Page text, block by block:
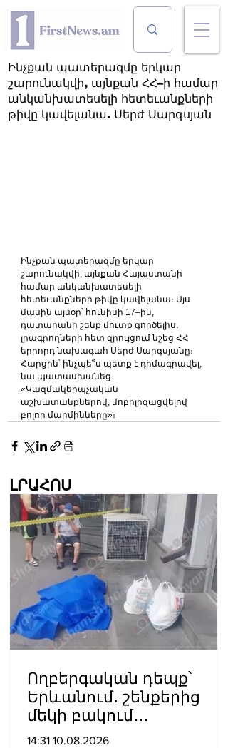
Ինչքան պատերազմը երկար
շարունակվի, այնքան ՀՀ–ի համար
անկանխատեսելի հետեւանքների
թիվը կավելանա. Սերժ Սարգսյան
Ինչքան պատերազմը երկար
շարունակվի, այնքան Հայաստանի
համար անկանխատեսելի
հետեւանքների թիվը կավելանա։ Այս
մասին այսօր՝ հունիսի 17–ին,
դատարանի շենք մուտք գործելիս,
լրագրողների հետ զրույցում նշեց ՀՀ
երրորդ նախագահ Սերժ Սարգսյանը։
Հարցին՝ ինչպե՞ս պետք է դիմագրավել,
նա պատասխանեց.
«Կազմակերպչական
աշխատանքներով, մոբիլիզացվելով
բոլոր մարմինները»։
ԼՐԱՀՈՍ
Ողբերգական դեպք՝
Երևանում․ շենքերից
մեկի բակում
հայտնաբերվել է կնոջ
14:31 10.08.2026